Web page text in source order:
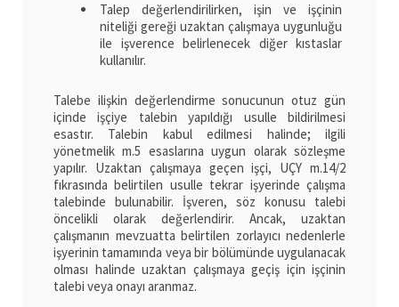
Talep değerlendirilirken, işin ve işçinin
niteliği gereği uzaktan çalışmaya uygunluğu
ile işverence belirlenecek diğer kıstaslar
kullanılır.
Talebe ilişkin değerlendirme sonucunun otuz gün
içinde işçiye talebin yapıldığı usulle bildirilmesi
esastır. Talebin kabul edilmesi halinde; ilgili
yönetmelik m.5 esaslarına uygun olarak sözleşme
yapılır. Uzaktan çalışmaya geçen işçi, UÇY m.14/2
fıkrasında belirtilen usulle tekrar işyerinde çalışma
talebinde bulunabilir. İşveren, söz konusu talebi
öncelikli olarak değerlendirir. Ancak, uzaktan
çalışmanın mevzuatta belirtilen zorlayıcı nedenlerle
işyerinin tamamında veya bir bölümünde uygulanacak
olması halinde uzaktan çalışmaya geçiş için işçinin
talebi veya onayı aranmaz.